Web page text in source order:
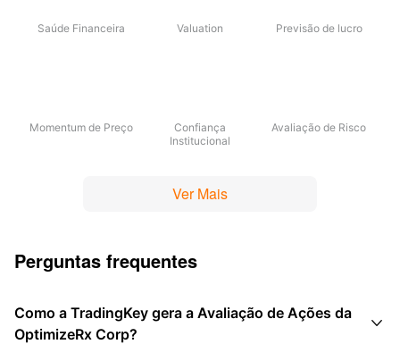
Saúde Financeira Valuation Previsão de lucro
Momentum de Preço
Confiança
Institucional
Avaliação de Risco
Ver Mais
Perguntas frequentes
Como a TradingKey gera a Avaliação de Ações da
OptimizeRx Corp?
